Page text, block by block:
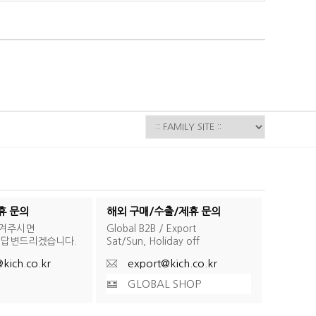
문의
주시면
변드리겠습니다.
해외 구매/수출/제휴 문의
Global B2B / Export
Sat/Sun, Holiday off
export@kich.co.kr
GLOBAL SHOP